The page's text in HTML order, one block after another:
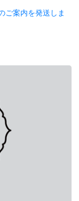
ご案内を発送しま